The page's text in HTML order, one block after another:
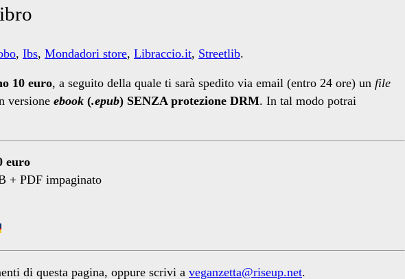
, Ibs, Mondadori store, Libraccio.it, Streetlib.
10 euro, a seguito della quale ti sarà spedito via email (entro 24 ore) un file
versione ebook (.epub) SENZA protezione DRM. In tal modo potrai
euro
+ PDF impaginato
di questa pagina, oppure scrivi a veganzetta@riseup.net.